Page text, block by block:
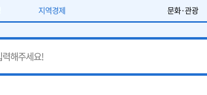
지역경제
문화·관광